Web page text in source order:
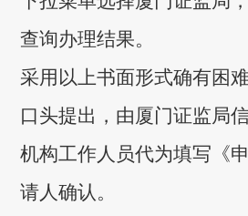
查询办理结果。
采用以上书面形式确有困
口头提出，由厦门证监局
机构工作人员代为填写《
请人确认。